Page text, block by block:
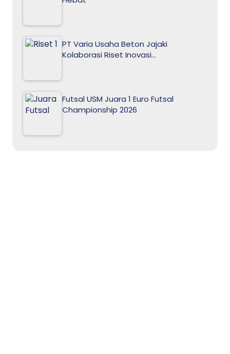
PT Varia Usaha Beton Jajaki
Kolaborasi Riset Inovasi…
Futsal USM Juara 1 Euro Futsal
Championship 2026